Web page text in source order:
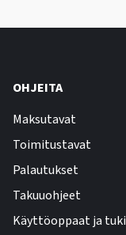
OHJEITA
Maksutavat
Toimitustavat
Palautukset
Takuuohjeet
Käyttöoppaat ja tuki